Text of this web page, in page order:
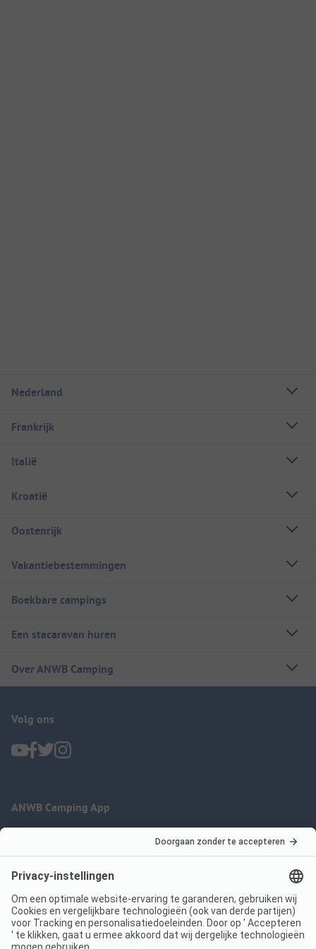
Nederland
Frankrijk
Italië
Kroatië
Oostenrijk
Vakantiebestemmingen
Boekbare campings
Een stacaravan huren
Over ANWB Camping
Volg ons
ANWB Camping App
Imprint
Jouw privacy
Voorwaarden